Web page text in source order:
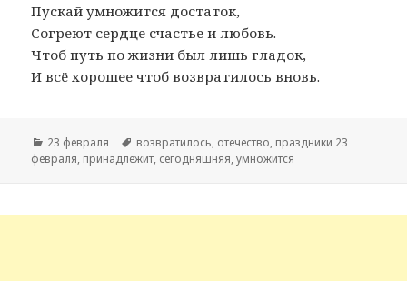
Пускай умножится достаток,
Согреют сердце счастье и любовь.
Чтоб путь по жизни был лишь гладок,
И всё хорошее чтоб возвратилось вновь.
Рубрики
23 февраля Метки
возвратилось, отечество, праздники 23
февраля, принадлежит, сегодняшняя,умножится